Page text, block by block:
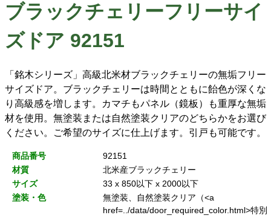
ブラックチェリーフリーサイ
ズドア 92151
「銘木シリーズ」高級北米材ブラックチェリーの無垢フリー
サイズドア。ブラックチェリーは時間とともに飴色が深くな
り高級感を増します。カマチもパネル（鏡板）も重厚な無垢
材を使用。無塗装または自然塗装クリアのどちらかをお選び
ください。ご希望のサイズに仕上げます。引戸も可能です。
商品番号
92151
材質
北米産ブラックチェリー
サイズ
33 x 850以下 x 2000以下
塗装・色
無塗装、自然塗装クリア（<a
href=../data/door_required_color.html>特別